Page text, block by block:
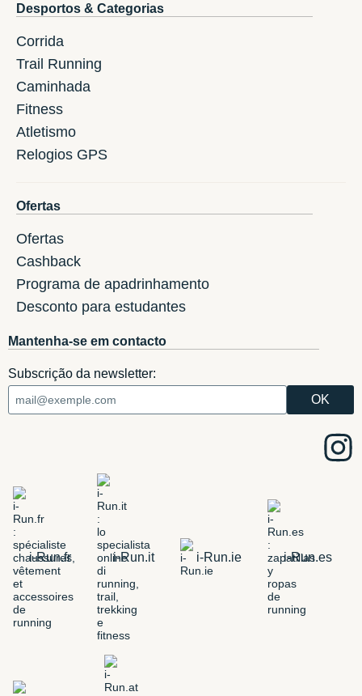
Desportos & Categorias
Corrida
Trail Running
Caminhada
Fitness
Atletismo
Relogios GPS
Ofertas
Ofertas
Cashback
Programa de apadrinhamento
Desconto para estudantes
Mantenha-se em contacto
Subscrição da newsletter:
i-Run.fr i-Run.it i-Run.ie i-Run.es